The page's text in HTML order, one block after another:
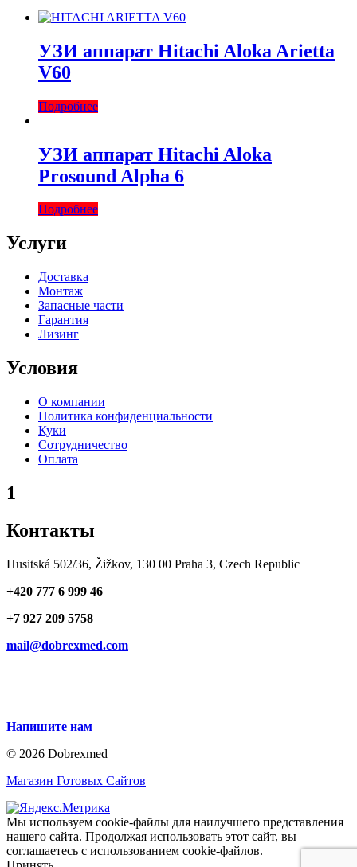
УЗИ аппарат Hitachi Aloka Arietta
V60
Подробнее
УЗИ аппарат Hitachi Aloka
Prosound Alpha 6
Подробнее
Услуги
Доставка
Монтаж
Запасные части
Гарантия
Лизинг
Условия
О компании
Политика конфиденциальности
Куки
Сотрудничество
Оплата
1
Контакты
Husitská 502/36, Žižkov, 130 00 Praha 3, Czech Republic
+420 777 6 999 46
+7 927 209 5758
mail@dobrexmed.com
Напишите нам
© 2026 Dobrexmed
Магазин Готовых Сайтов
Мы используем cookie-файлы для наилучшего представления
нашего сайта. Продолжая использовать этот сайт, вы
соглашаетесь с использованием cookie-файлов.